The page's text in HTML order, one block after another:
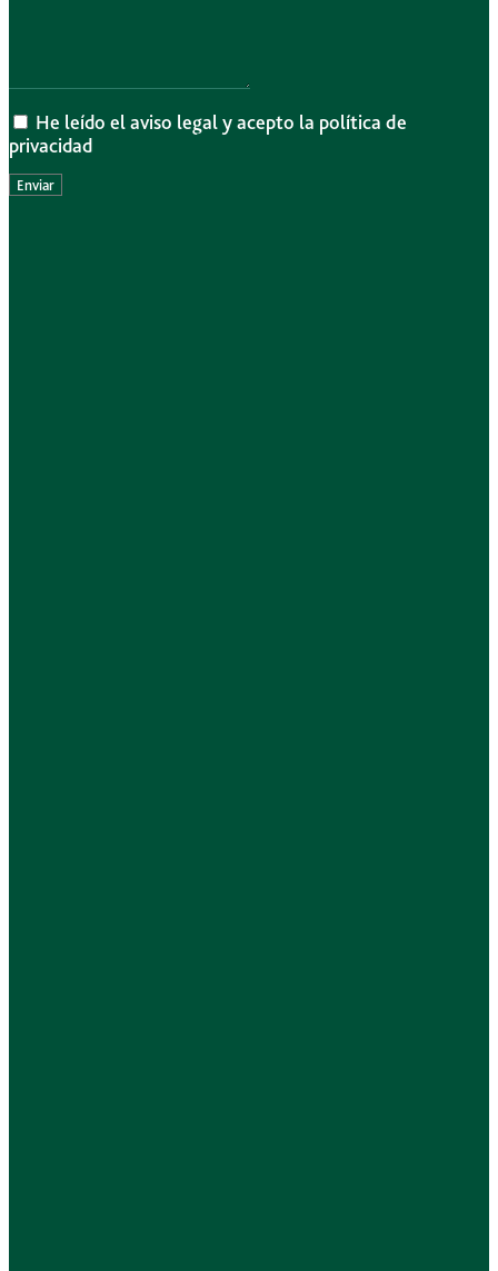
He leído el aviso legal y acepto la política de
privacidad
Enviar